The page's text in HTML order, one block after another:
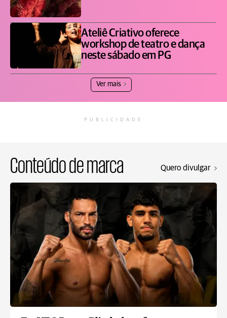
Ateliê Criativo oferece
workshop de teatro e dança
neste sábado em PG
Ver mais
PUBLICIDADE
Conteúdo de marca Quero divulgar